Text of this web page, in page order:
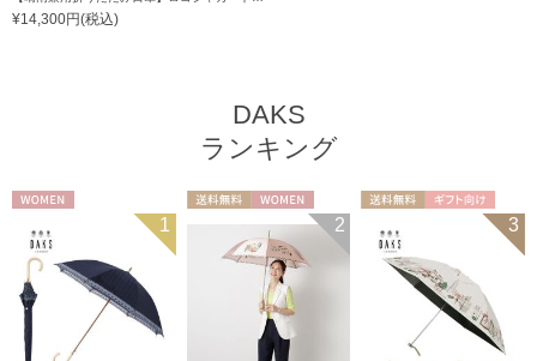
¥14,300円(税込)
DAKS
ランキング
1 2
ギフト向け
WOMEN
3